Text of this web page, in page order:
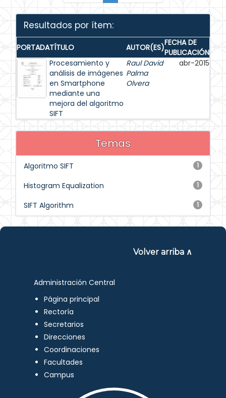
Resultados por ítem:
PORTADATÍTULO AUTOR(ES)FECHA DE
PUBLICACIÓN
Procesamiento y
análisis de imágenes
en Smartphone
mediante una
mejora del algoritmo
SIFT
Raul David
Palma
Olvera
abr-2015
Temas
1
Algoritmo SIFT
1
Histogram Equalization
1
SIFT Algorithm
Volver arriba ∧
Administración Central
Página principal
Rectoría
Secretarios
Direcciones
Coordinaciones
Facultades
Campus